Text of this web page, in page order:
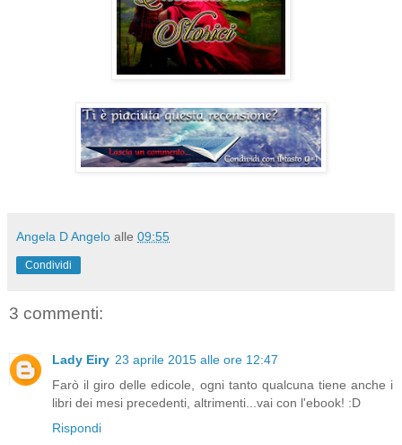
Angela D Angelo alle 09:55
Condividi
3 commenti:
Lady Eiry 23 aprile 2015 alle ore 12:47
Farò il giro delle edicole, ogni tanto qualcuna tiene anche i
libri dei mesi precedenti, altrimenti...vai con l'ebook! :D
Rispondi